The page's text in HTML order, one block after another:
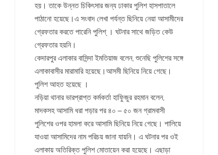
হয়। তাকে উন্নত চিকিৎসার জন্য ঢাকার পুলিশ হাসপাতালে
পাঠানো হয়েছে।এ সংবাদ লেখা পর্যন্ত ছিনিয়ে নেয়া আসামীদের
গ্রেফতার করতে পারেনি পুলিশ্ । ঘটনার সাথে জড়িত কেউ
গ্রেফতার হয়নি।
কেদারপুর এলাকার বাসিন্দা ইমতিয়াজ বলেন, শুনেছি পুলিশের সঙ্গে
এলাকাবাসীর মারামারি হয়েছে।আসমী ছিনিয়ে নিয়ে গেছে।
পুলিশ আহত হয়েছে ।
নড়িয়া থানার ভারপ্রাপ্ত কর্মকর্তা হাফিুজুর রহমান বলেন,
মাদকসহ আসামি ধরা পড়ার পর ৪০ – ৫০ জন গ্রামবাসী
পুলিশের ওপর হামলা করে আসামি ছিনিয়ে নিয়ে গেছে। পালিয়ে
যাওয়া আসামিদের নাম পরিচয় জানা যায়নি। এ ঘটনার পর ওই
এলাকায় অতিরিক্ত পুলিশ মোতায়েন করা হয়েছে। এছাড়া